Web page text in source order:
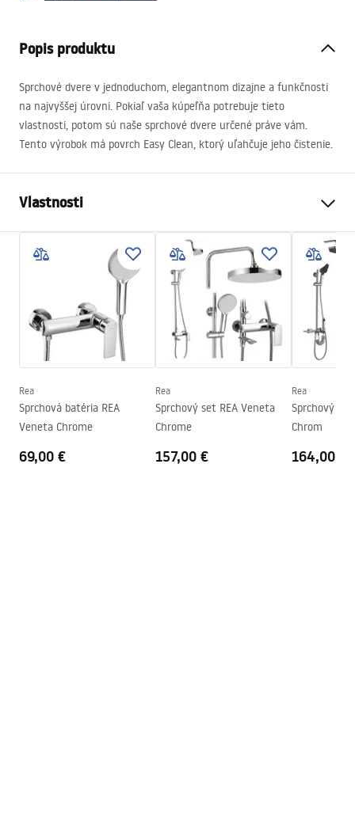
Popis produktu
Sprchové dvere v jednoduchom, elegantnom dizajne a funkčnosti
na najvyššej úrovni. Pokiaľ vaša kúpeľňa potrebuje tieto
vlastnosti, potom sú naše sprchové dvere určené práve vám.
Tento výrobok má povrch Easy Clean, ktorý uľahčuje jeho čistenie.
Vlastnosti
Spôsob, ako otvoriť dvere
Posuvné
120
Univerzálny
Hrúbka skla
6 mm
Výška sprchových dverí
195
Profilový materiál
Hliník
Materiál rukoväte
Poťah Easy Clean
Áno
Rea
Sprchová batéria REA
Veneta Chrome
69,00 €
Rea
Sprchový set REA Veneta
Chrome
157,00 €
Rea
Sprchový set
Chrom
164,00 €